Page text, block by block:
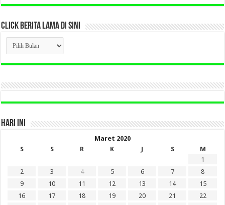
CLICK BERITA LAMA DI SINI
CLICK
BERITA
LAMA
DI
HARI INI
Maret 2020
S
S R K J S
M
1
2
3 4 5 6 7
8
9
10 11 12 13 14
15
16
17 18 19 20 21
22